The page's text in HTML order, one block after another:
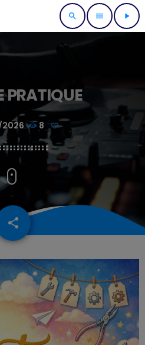
search menu play_arrow
PRATIQUE
8
share
email